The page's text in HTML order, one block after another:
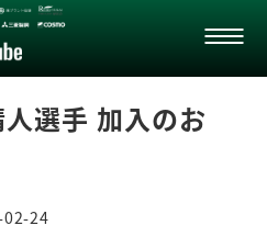
人選手 加入のお
24